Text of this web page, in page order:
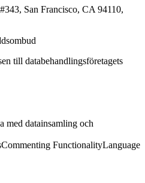
San Francisco, CA 94110,
till databehandlingsföretagets
med datainsamling och
Commenting FunctionalityLanguage